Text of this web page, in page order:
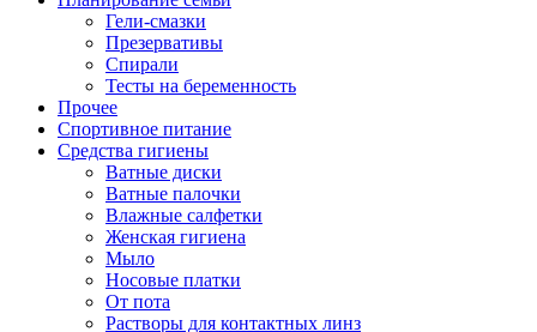
Гели-смазки
Презервативы
Спирали
Тесты на беременность
Прочее
Спортивное питание
Средства гигиены
Ватные диски
Ватные палочки
Влажные салфетки
Женская гигиена
Мыло
Носовые платки
От пота
Растворы для контактных линз